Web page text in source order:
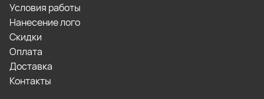
Условия работы
Нанесение лого
Скидки
Оплата
Доставка
Контакты